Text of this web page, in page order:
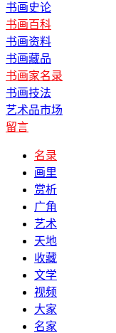
书画史论
书画百科
书画资料
书画藏品
书画家名录
书画技法
艺术品市场
留言
名录
画里
赏析
广角
艺术
天地
收藏
文学
视频
大家
名家